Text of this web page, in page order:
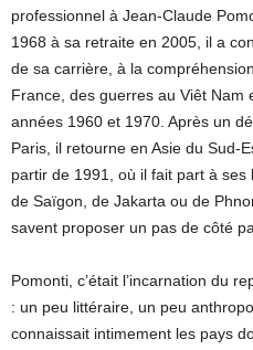
professionnel à Jean-Claude
1968 à sa retraite en 2005, il a
de sa carrière, à la
France, des guerres au Viêt Nam
années 1960 et 1970. Après un
Paris, il retourne en Asie du Sud-
partir de 1991, où il fait part à
de Saïgon, de Jakarta ou de
savent proposer un pas de côté
Pomonti, c’était l’incarnation du
: un peu littéraire, un peu
connaissait intimement les pays